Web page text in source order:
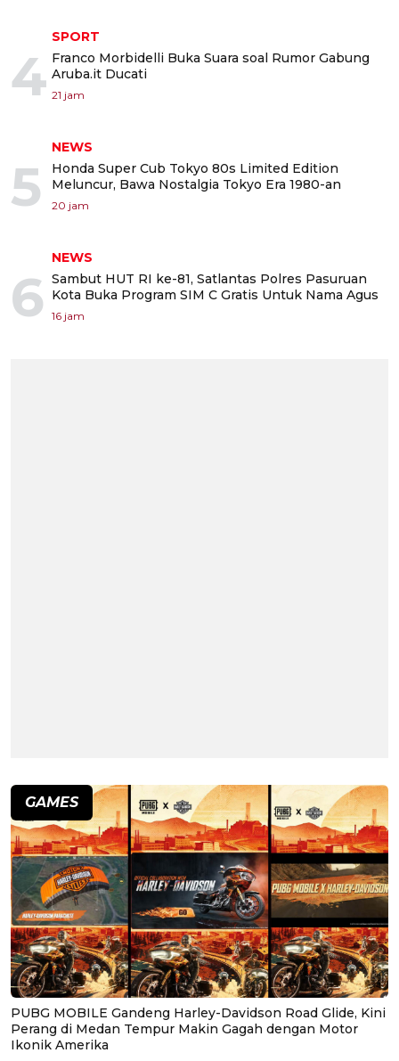
4
SPORT
Franco Morbidelli Buka Suara soal Rumor Gabung
Aruba.it Ducati
21 jam
5
NEWS
Honda Super Cub Tokyo 80s Limited Edition
Meluncur, Bawa Nostalgia Tokyo Era 1980-an
20 jam
6
NEWS
Sambut HUT RI ke-81, Satlantas Polres Pasuruan
Kota Buka Program SIM C Gratis Untuk Nama Agus
16 jam
GAMES
PUBG MOBILE Gandeng Harley-Davidson Road Glide, Kini
Perang di Medan Tempur Makin Gagah dengan Motor
Ikonik Amerika